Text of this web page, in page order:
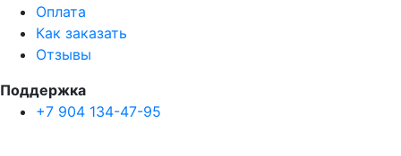
Оплата
Как заказать
Отзывы
Поддержка
+7 904 134-47-95